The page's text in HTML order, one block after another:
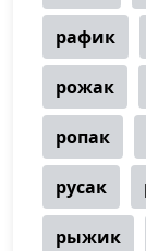
рафик
рожак
ропак
русак
рыжик